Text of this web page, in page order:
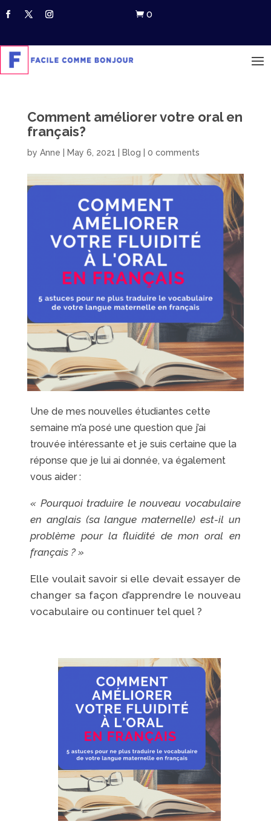
 0
Comment améliorer votre oral en
français?
by Anne May 6, 2021 Blog 0 comments
Une de mes nouvelles étudiantes cette
semaine m’a posé une question que j’ai
trouvée intéressante et je suis certaine que la
réponse que je lui ai donnée, va également
vous aider :
« Pourquoi traduire le nouveau vocabulaire
en anglais (sa langue maternelle) est-il un
problème pour la fluidité de mon oral en
français ? »
Elle voulait savoir si elle devait essayer de
changer sa façon d’apprendre le nouveau
vocabulaire ou continuer tel quel ?